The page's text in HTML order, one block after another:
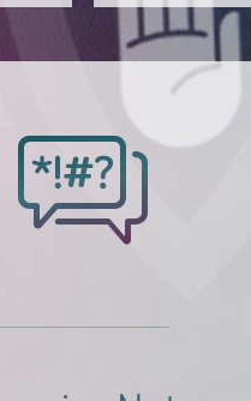
Hass im Netz